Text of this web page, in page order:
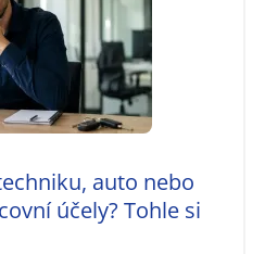
auto nebo
účely? Tohle si